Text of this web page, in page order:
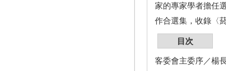
家的專家學者擔任
作合選集，收錄〈
目次
客委會主委序／楊